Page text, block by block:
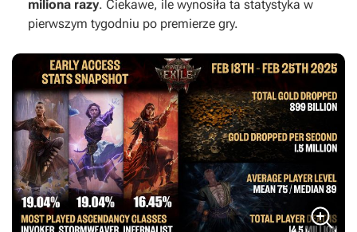
miliona razy. Ciekawe, ile wynosiła ta statystyka w
pierwszym tygodniu po premierze gry.